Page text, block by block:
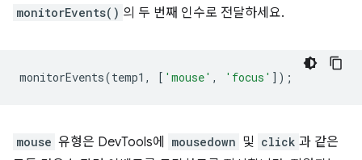
monitorEvents() 의 두 번째 인수로 전달하세요.
monitorEvents(temp1 , [ 'mouse' , 'focus' ]);
mouse 유형은 DevTools에 mousedown 및 click 과 같은